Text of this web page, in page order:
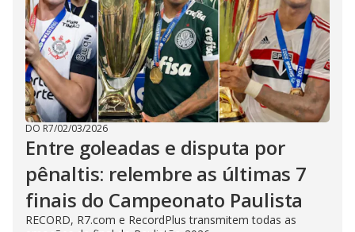
DO R7/02/03/2026
Entre goleadas e disputa por
pênaltis: relembre as últimas 7
finais do Campeonato Paulista
RECORD, R7.com e RecordPlus transmitem todas as